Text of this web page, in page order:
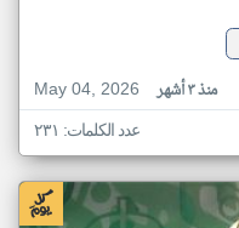
May 04, 2026
منذ ٣ أشهر
عدد الكلمات: ٢٣١